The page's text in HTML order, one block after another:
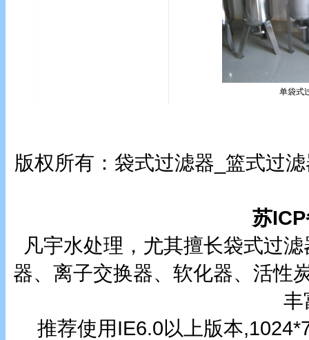
单袋式
版权所有：袋式过滤器_篮式过
苏
凡宇水处理，尤其擅长袋式过
器、离子交换器、软化器、活性
丰
推荐使用IE6.0以上版本